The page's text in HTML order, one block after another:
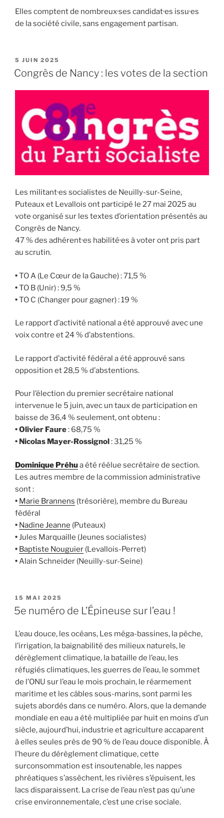
Elles comptent de nombreux·ses candidat·es issu·es
de la société civile, sans engagement partisan.
PUBLIÉ
LE
5 JUIN 2025
Congrès de Nancy : les votes de la section
Les militant·es socialistes de Neuilly-sur-Seine,
Puteaux et Levallois ont participé le 27 mai 2025 au
vote organisé sur les textes d’orientation présentés au
Congrès de Nancy.
47 % des adhérent·es habilité·es à voter ont pris part
au scrutin.
•TO A (Le Cœur de la Gauche) : 71,5 %
•TO B (Unir) : 9,5 %
•TO C (Changer pour gagner) : 19 %
Le rapport d’activité national a été approuvé avec une
voix contre et 24 % d’abstentions.
Le rapport d’activité fédéral a été approuvé sans
opposition et 28,5 % d’abstentions.
Pour l’élection du premier secrétaire national
intervenue le 5 juin, avec un taux de participation en
baisse de 36,4 % seulement, ont obtenu :
•Olivier Faure: 68,75 %
• Nicolas Mayer-Rossignol: 31,25 %
Dominique Préhua été réélue secrétaire de section.
Les autres membre de la commission administrative
sont :
• Marie Brannens (trésorière), membre du Bureau
fédéral
• Nadine Jeanne (Puteaux)
• Jules Marquaille (Jeunes socialistes)
• Baptiste Nouguier (Levallois-Perret)
• Alain Schneider (Neuilly-sur-Seine)
PUBLIÉ
LE
15 MAI 2025
5e numéro de L’Épineuse sur l’eau !
L’eau douce, les océans, Les méga-bassines, la pêche,
l’irrigation, la baignabilité des milieux naturels, le
dérèglement climatique, la bataille de l’eau, les
réfugiés climatiques, les guerres de l’eau, le sommet
de l’ONU sur l’eau le mois prochain, le réarmement
maritime et les câbles sous-marins, sont parmi les
sujets abordés dans ce numéro. Alors, que la demande
mondiale en eau a été multipliée par huit en moins d’un
siècle, aujourd’hui, industrie et agriculture accaparent
à elles seules près de 90 % de l’eau douce disponible. À
l’heure du dérèglement climatique, cette
surconsommation est insoutenable, les nappes
phréatiques s’assèchent, les rivières s’épuisent, les
lacs disparaissent. La crise de l’eau n’est pas qu’une
crise environnementale, c’est une crise sociale.